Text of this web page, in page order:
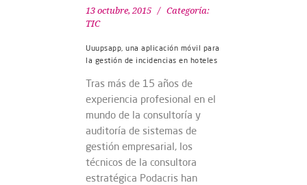
13 octubre, 2015
Categoría:
TIC
Uuupsapp, una aplicación móvil para
la gestión de incidencias en hoteles
Tras más de 15 años de
experiencia profesional en el
mundo de la consultoría y
auditoría de sistemas de
gestión empresarial, los
técnicos de la consultora
estratégica Podacris han